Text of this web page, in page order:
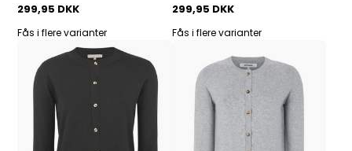
299,95 DKK
Fås i flere varianter
299,95 DKK
Fås i flere varianter